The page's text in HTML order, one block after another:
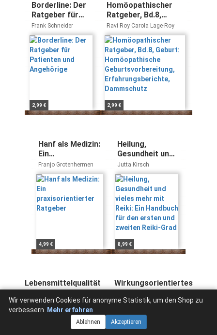
Borderline: Der
Ratgeber für
Patienten und
Angehörige
Frank Schneider
2,99 €
Homöopathischer
Ratgeber, Bd.8,
Geburt:
Homöopathische
Geburtsvorbereitung,
Erfahrungsberichte,
Dammschutz
Ravi Roy Carola Lage-Roy
2,99 €
Hanf als Medizin:
Ein
praxisorientierter
Ratgeber
Franjo Grotenhermen
4,99 €
Heilung,
Gesundheit und
vieles mehr mit
Reiki: Ein
Handbuch für
den ersten und
zweiten Reiki-
Grad
Jutta Kirsch
8,99 €
Lebensmittelqualität
und bewusste
Ernährung: Ein
Ratgeber für die
Vollwertküche
(Sozialhygienische
Petra Kühne
Wirkungsorientiertes
Denken: Ein neuer
Weg zur Gesundung
Gesundheit)
Helmut Retzl
Wir verwenden Cookies für anonyme Statistik, um den Shop zu
verbessern.
Mehr erfahren
Ablehnen Akzeptieren